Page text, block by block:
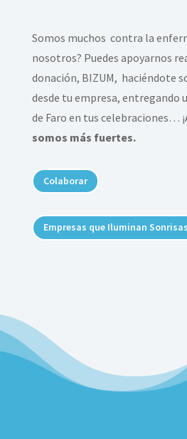
Somos muchos contra la
nosotros? Puedes apoyarnos
donación, BIZUM, haciéndote
desde tu empresa, entregando
de Faro en tus celebraciones…
somos más fuertes.
Colaborar
Empresas que Iluminan